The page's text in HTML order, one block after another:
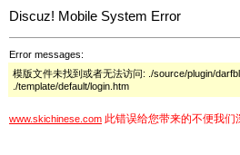
Discuz! Mobile System Error
Error messages:
模版文件未找到或者无法访问: ./source/plugin/
./template/default/login.htm
www.skichinese.com 此错误给您带来的不便我们